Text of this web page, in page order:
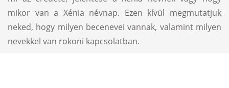
mikor van a Xénia névnap. Ezen kívül megmutatjuk
neked, hogy milyen becenevei vannak, valamint milyen
nevekkel van rokoni kapcsolatban.